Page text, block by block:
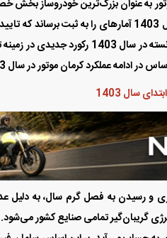
و رسیدن به فصل گرم سال، به دلیل
گریبان‌گیر تمامی صنایع کشور
مهم به خوبی نشان می‌دهد که کرمان
نظر گرفتن استراتژی‌های مدیران ارشد
و همچنین خودروساز بودن به معنای